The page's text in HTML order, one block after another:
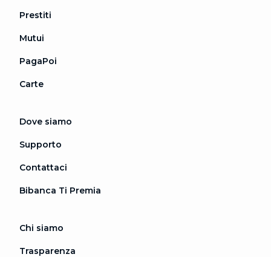
Prestiti
Mutui
PagaPoi
Carte
Dove siamo
Supporto
Contattaci
Bibanca Ti Premia
Chi siamo
Trasparenza